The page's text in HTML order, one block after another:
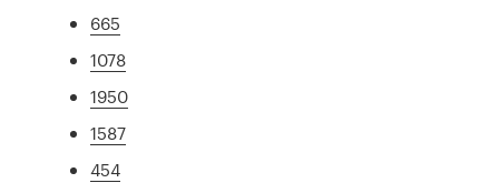
665
1078
1950
1587
454